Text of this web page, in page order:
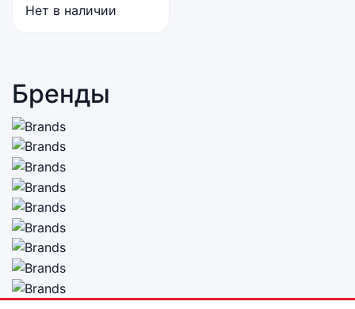
Нет в наличии
Бренды